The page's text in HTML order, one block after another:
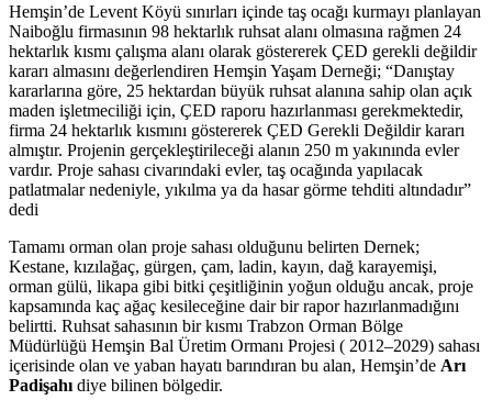
Hemşin’de Levent Köyü sınırları içinde taş ocağı kurmayı planlayan
Naiboğlu firmasının 98 hektarlık ruhsat alanı olmasına rağmen 24
hektarlık kısmı çalışma alanı olarak göstererek ÇED gerekli değildir
kararı almasını değerlendiren Hemşin Yaşam Derneği; “Danıştay
kararlarına göre, 25 hektardan büyük ruhsat alanına sahip olan açık
maden işletmeciliği için, ÇED raporu hazırlanması gerekmektedir,
firma 24 hektarlık kısmını göstererek ÇED Gerekli Değildir kararı
almıştır. Projenin gerçekleştirileceği alanın 250 m yakınında evler
vardır. Proje sahası civarındaki evler, taş ocağında yapılacak
patlatmalar nedeniyle, yıkılma ya da hasar görme tehditi altındadır”
dedi
Tamamı orman olan proje sahası olduğunu belirten Dernek;
Kestane, kızılağaç, gürgen, çam, ladin, kayın, dağ karayemişi,
orman gülü, likapa gibi bitki çeşitliğinin yoğun olduğu ancak, proje
kapsamında kaç ağaç kesileceğine dair bir rapor hazırlanmadığını
belirtti. Ruhsat sahasının bir kısmı Trabzon Orman Bölge
Müdürlüğü Hemşin Bal Üretim Ormanı Projesi ( 2012–2029) sahası
içerisinde olan ve yaban hayatı barındıran bu alan, Hemşin’de Arı
Padişahı diye bilinen bölgedir.